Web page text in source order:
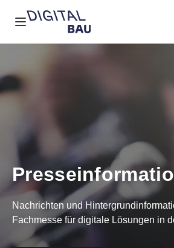
Navigation öffnen
Nachrichten und
Fachmesse für digitale Lösungen in